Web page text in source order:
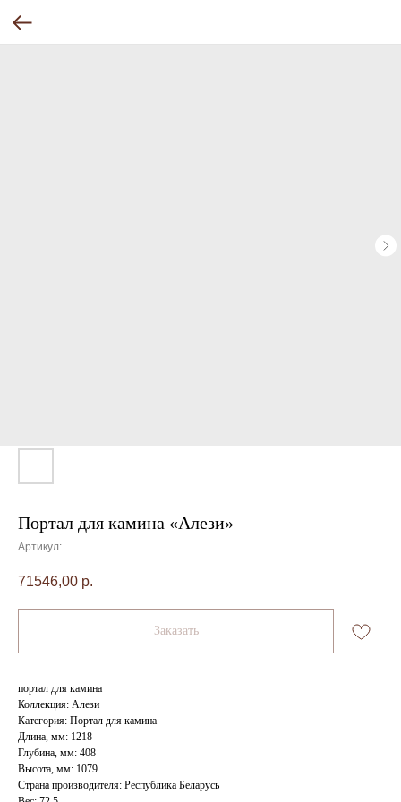
Портал для камина «Алези»
Артикул:
71546,00 р.
Заказать
портал для камина
Коллекция: Алези
Категория: Портал для камина
Длина, мм: 1218
Глубина, мм: 408
Высота, мм: 1079
Страна производителя: Республика Беларусь